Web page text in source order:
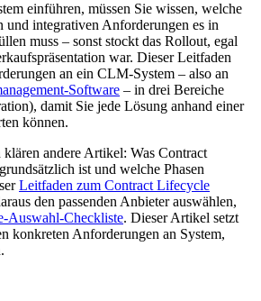
einführen, müssen Sie wissen, welche
und integrativen Anforderungen es in
muss – sonst stockt das Rollout, egal
war. Dieser Leitfaden
an ein CLM-System – also an
Software – in drei Bereiche
damit Sie jede Lösung anhand einer
können.
andere Artikel: Was Contract
ist und welche Phasen
Leitfaden zum Contract Lifecycle
den passenden Anbieter auswählen,
Auswahl-Checkliste. Dieser Artikel setzt
konkreten Anforderungen an System,